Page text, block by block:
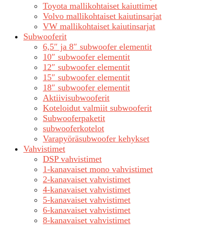
Toyota mallikohtaiset kaiuttimet
Volvo mallikohtaiset kaiutinsarjat
VW mallikohtaiset kaiutinsarjat
Subwooferit
6,5″ ja 8″ subwoofer elementit
10″ subwoofer elementit
12″ subwoofer elementit
15″ subwoofer elementit
18″ subwoofer elementit
Aktiivisubwooferit
Koteloidut valmiit subwooferit
Subwooferpaketit
subwooferkotelot
Varapyöräsubwoofer kehykset
Vahvistimet
DSP vahvistimet
1-kanavaiset mono vahvistimet
2-kanavaiset vahvistimet
4-kanavaiset vahvistimet
5-kanavaiset vahvistimet
6-kanavaiset vahvistimet
8-kanavaiset vahvistimet